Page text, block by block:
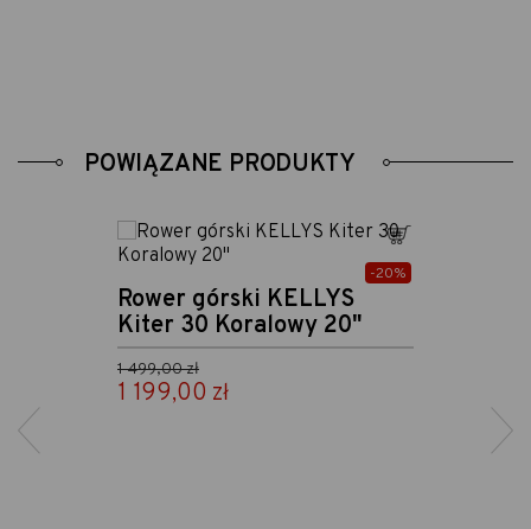
POWIĄZANE PRODUKTY
-20%
Rower górski KELLYS
Kiter 30 Koralowy 20"
Cena podstawowa
1 499,00 zł
Cena
1 199,00 zł